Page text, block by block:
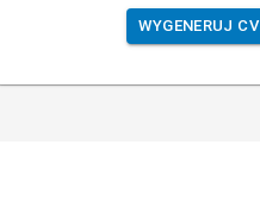
WYGENERUJ CV